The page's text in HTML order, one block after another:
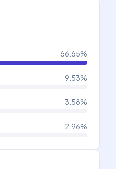
66.65%
9.53%
3.58%
2.96%